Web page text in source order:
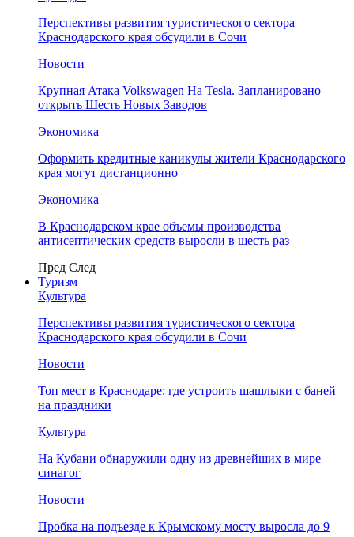
Перспективы развития туристического сектора
Краснодарского края обсудили в Сочи
Новости
Крупная Атака Volkswagen На Tesla. Запланировано
открыть Шесть Новых Заводов
Экономика
Оформить кредитные каникулы жители Краснодарского
края могут дистанционно
Экономика
В Краснодарском крае объемы производства
антисептических средств выросли в шесть раз
Пред След
Туризм
Культура
Перспективы развития туристического сектора
Краснодарского края обсудили в Сочи
Новости
Топ мест в Краснодаре: где устроить шашлыки с баней
на праздники
Культура
На Кубани обнаружили одну из древнейших в мире
синагог
Новости
Пробка на подъезде к Крымскому мосту выросла до 9